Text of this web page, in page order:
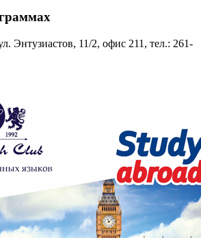
Энтузиастов, 11/2, офис 211, тел.: 261-